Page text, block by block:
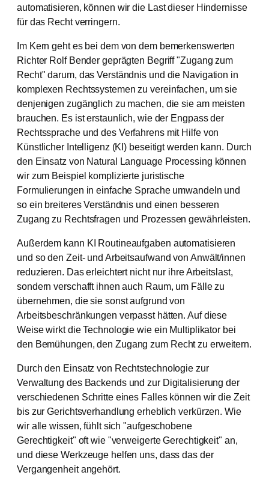
automatisieren, können wir die Last dieser Hindernisse
für das Recht verringern.
Im Kern geht es bei dem von dem bemerkenswerten
Richter Rolf Bender geprägten Begriff "Zugang zum
Recht" darum, das Verständnis und die Navigation in
komplexen Rechtssystemen zu vereinfachen, um sie
denjenigen zugänglich zu machen, die sie am meisten
brauchen. Es ist erstaunlich, wie der Engpass der
Rechtssprache und des Verfahrens mit Hilfe von
Künstlicher Intelligenz (KI) beseitigt werden kann. Durch
den Einsatz von Natural Language Processing können
wir zum Beispiel komplizierte juristische
Formulierungen in einfache Sprache umwandeln und
so ein breiteres Verständnis und einen besseren
Zugang zu Rechtsfragen und Prozessen gewährleisten.
Außerdem kann KI Routineaufgaben automatisieren
und so den Zeit- und Arbeitsaufwand von Anwält/innen
reduzieren. Das erleichtert nicht nur ihre Arbeitslast,
sondern verschafft ihnen auch Raum, um Fälle zu
übernehmen, die sie sonst aufgrund von
Arbeitsbeschränkungen verpasst hätten. Auf diese
Weise wirkt die Technologie wie ein Multiplikator bei
den Bemühungen, den Zugang zum Recht zu erweitern.
Durch den Einsatz von Rechtstechnologie zur
Verwaltung des Backends und zur Digitalisierung der
verschiedenen Schritte eines Falles können wir die Zeit
bis zur Gerichtsverhandlung erheblich verkürzen. Wie
wir alle wissen, fühlt sich "aufgeschobene
Gerechtigkeit" oft wie "verweigerte Gerechtigkeit" an,
und diese Werkzeuge helfen uns, dass das der
Vergangenheit angehört.